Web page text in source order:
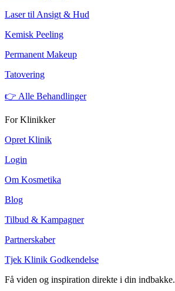
Laser til Ansigt & Hud
Kemisk Peeling
Permanent Makeup
Tatovering
👉 Alle Behandlinger
For Klinikker
Opret Klinik
Login
Om Kosmetika
Blog
Tilbud & Kampagner
Partnerskaber
Tjek Klinik Godkendelse
Få viden og inspiration direkte i din indbakke.